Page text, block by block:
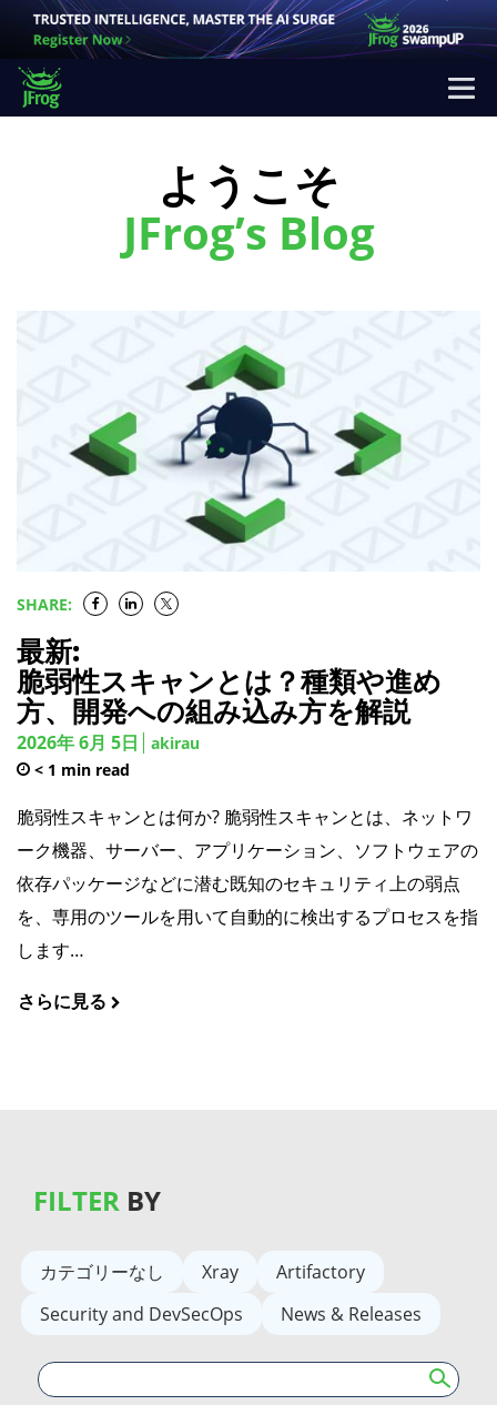
ようこそ
JFrog’s Blog
SHARE:
最新:
脆弱性スキャンとは？種類や進め
方、開発への組み込み方を解説
2026年 6月 5日
akirau
< 1 min read
脆弱性スキャンとは何か? 脆弱性スキャンとは、ネットワ
ーク機器、サーバー、アプリケーション、ソフトウェアの
依存パッケージなどに潜む既知のセキュリティ上の弱点
を、専用のツールを用いて自動的に検出するプロセスを指
します…
さらに見る
FILTER BY
カテゴリーなし Xray
Artifactory
Security and DevSecOps
News & Releases